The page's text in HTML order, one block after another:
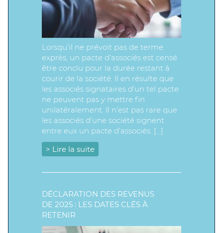
Lorsqu’il ne prévoit pas de terme
exprès, un pacte d’associés est censé
être conclu pour la durée restant à
courir de la société. Il en résulte que
les associés signataires d’un tel pacte
ne peuvent pas y mettre fin
unilatéralement. Il n’est pas rare que
les associés d’une société signent
entre eux un pacte d’associés. […]
> Lire la suite
DÉCLARATION DES REVENUS
DE 2025 : LES DATES CLÉS À
RETENIR